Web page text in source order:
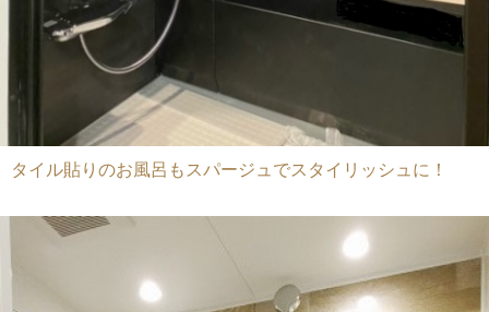
タイル貼りのお風呂もスパージュでスタイリッシュに！